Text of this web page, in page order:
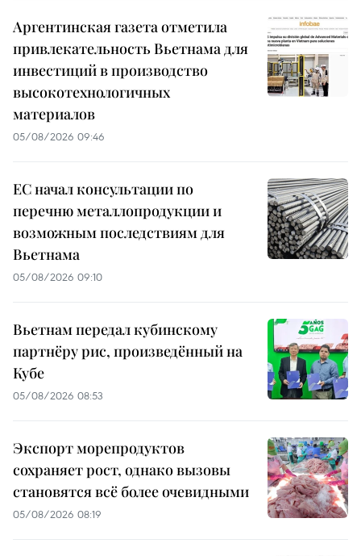
Аргентинская газета отметила
привлекательность Вьетнама для
инвестиций в производство
высокотехнологичных
материалов
05/08/2026 09:46
ЕС начал консультации по
перечню металлопродукции и
возможным последствиям для
Вьетнама
05/08/2026 09:10
Вьетнам передал кубинскому
партнёру рис, произведённый на
Кубе
05/08/2026 08:53
Экспорт морепродуктов
сохраняет рост, однако вызовы
становятся всё более очевидными
05/08/2026 08:19